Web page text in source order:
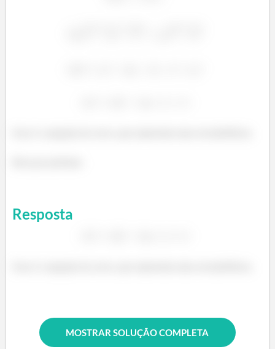
Resposta
MOSTRAR SOLUÇÃO COMPLETA